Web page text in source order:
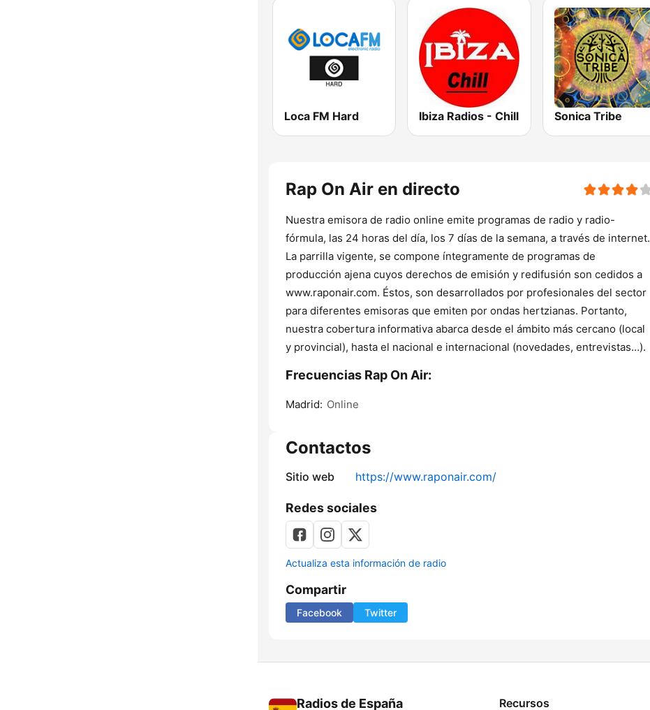
Loca FM Hard Ibiza Radios - Chill Sonica Tribe
Rap On Air en directo
Nuestra emisora de radio online emite programas de radio y radio-
fórmula, las 24 horas del día, los 7 días de la semana, a través de internet.
La parrilla vigente, se compone íntegramente de programas de
producción ajena cuyos derechos de emisión y redifusión son cedidos a
www.raponair.com. Éstos, son desarrollados por profesionales del sector
para diferentes emisoras que emiten por ondas hertzianas. Portanto,
nuestra cobertura informativa abarca desde el ámbito más cercano (local
y provincial), hasta el nacional e internacional (novedades, entrevistas…).
Frecuencias Rap On Air:
Madrid: Online
Contactos
Sitio web https://www.raponair.com/
Redes sociales
Actualiza esta información de radio
Compartir
Facebook Twitter
Radios de España Recursos